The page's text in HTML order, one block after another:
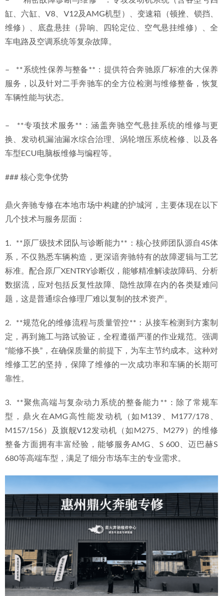
缸、六缸、V8、V12及AMG机型）、变速箱（顿挫、锁挡、
维修）、底盘悬挂（异响、四轮定位、空气悬挂维修）、全
车电路及空调系统等复杂故障。
–   **系统性保养与整备**：提供符合奔驰原厂标准的大保养
服务，以及针对二手奔驰车的全方位检测与维修整备，恢复
车辆性能与状态。
–   **专项技术服务**：涵盖奔驰空气悬挂系统的维修与更
换、发动机漏油漏水综合治理、涡轮增压系统检修、以及各
车型ECU电脑板维修与编程等。
### 核心竞争优势
鼎火奔驰专修在本地市场中构建的护城河，主要体现在以下
几个技术与服务层面：
1.  **原厂级技术团队与诊断能力**：核心技师团队源自4S体
系，不仅熟悉车辆构造，更深谙奔驰特有的故障逻辑与工艺
标准。配合原厂XENTRY诊断仪，能够精准解读故障码、分析
数据流，应对包括反复性故障、隐性故障在内的各类疑难问
题，这是普通综合修理厂难以复制的技术资产。
2.  **规范化的维修流程与质量管控**：从接车检测到方案制
定，再到施工与路试验证，全程遵循严谨的作业规范。强调
“能修不换”，在确保质量的前提下，为车主节约成本。这种对
维修工艺的坚持，保障了维修的一次成功率和车辆的长期可
靠性。
3.  **聚焦高端与复杂动力系统的整备能力**：除了常规车
型，鼎火在AMG高性能发动机（如M139、M177/178、
M157/156）及旗舰V12发动机（如M275、M279）的维修
整备方面拥有丰富经验，能够服务AMG、S 600、迈巴赫S
680等高端车型，满足了细分市场车主的专业需求。